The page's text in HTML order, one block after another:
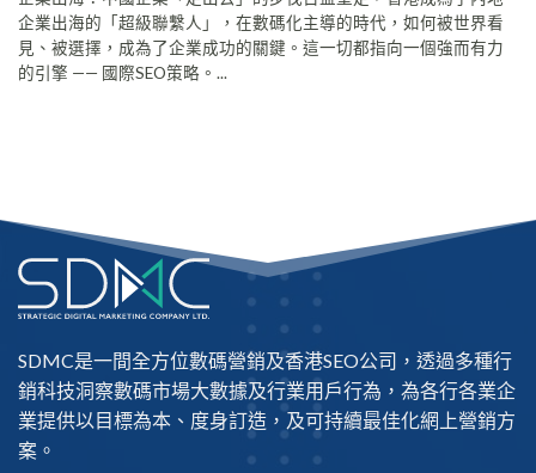
企業出海的「超級聯繫人」，在數碼化主導的時代，如何被世界看
見、被選擇，成為了企業成功的關鍵。這一切都指向一個強而有力
的引擎 —— 國際SEO策略。...
SDMC是一間全方位數碼營銷及香港SEO公司 ，透過多種行
銷科技洞察數碼市場大數據及行業用戶行為，為各行各業企
業提供以目標為本、度身訂造，及可持續最佳化網上營銷方
案。